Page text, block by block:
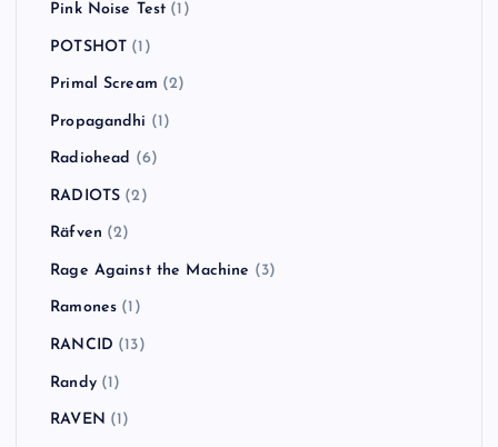
Pink Noise Test (1)
POTSHOT (1)
Primal Scream (2)
Propagandhi (1)
Radiohead (6)
RADIOTS (2)
Räfven (2)
Rage Against the Machine (3)
Ramones (1)
RANCID (13)
Randy(1)
RAVEN (1)